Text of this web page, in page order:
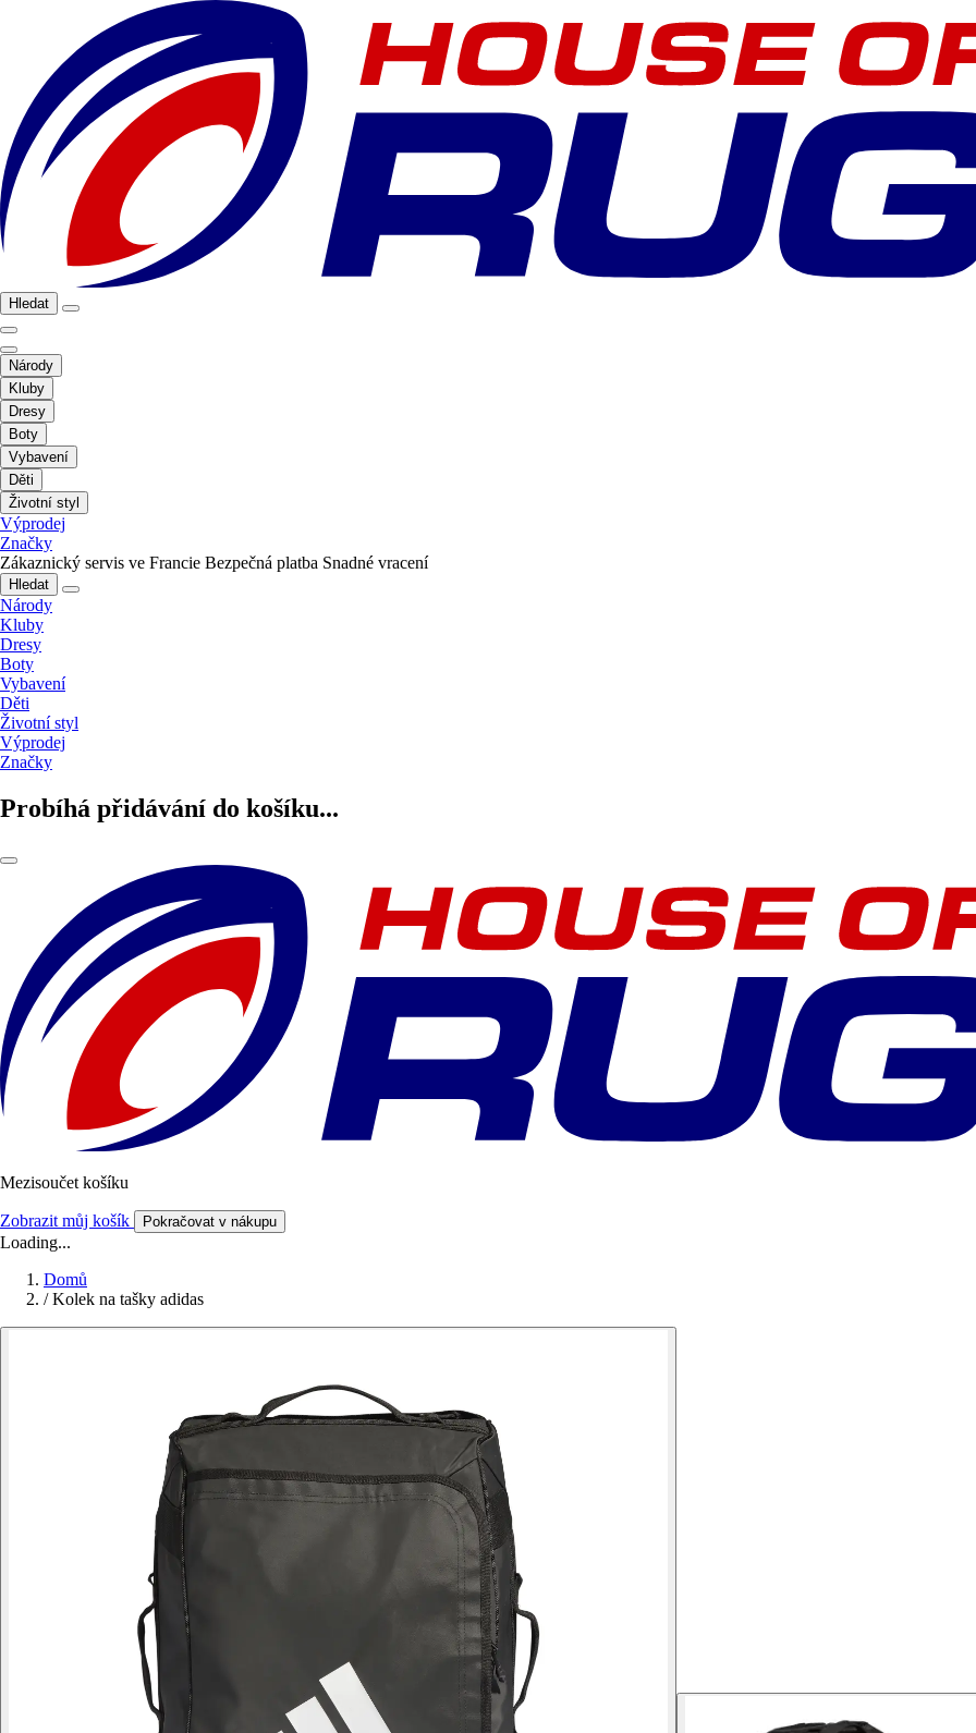
Hledat
Národy
Kluby
Dresy
Boty
Vybavení
Děti
Životní styl
Výprodej
Značky
Zákaznický servis ve Francie Bezpečná platba Snadné vracení
Hledat
Národy
Kluby
Dresy
Boty
Vybavení
Děti
Životní styl
Výprodej
Značky
Probíhá přidávání do košíku...
Mezisoučet košíku
Zobrazit můj košík Pokračovat v nákupu
Loading...
Domů
/ Kolek na tašky adidas